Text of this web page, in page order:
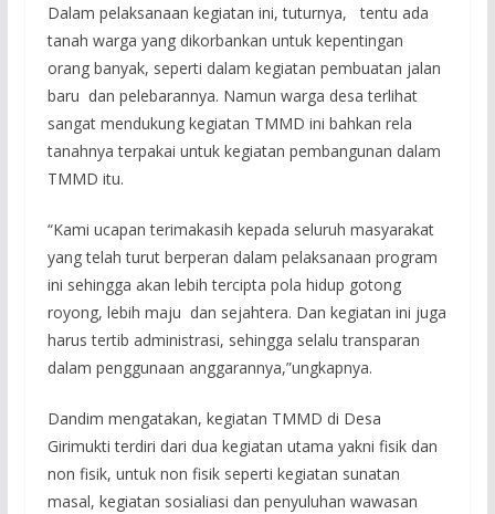
Dalam pelaksanaan kegiatan ini, tuturnya, tentu ada
tanah warga yang dikorbankan untuk kepentingan
orang banyak, seperti dalam kegiatan pembuatan jalan
baru dan pelebarannya. Namun warga desa terlihat
sangat mendukung kegiatan TMMD ini bahkan rela
tanahnya terpakai untuk kegiatan pembangunan dalam
TMMD itu.
“Kami ucapan terimakasih kepada seluruh masyarakat
yang telah turut berperan dalam pelaksanaan program
ini sehingga akan lebih tercipta pola hidup gotong
royong, lebih maju dan sejahtera. Dan kegiatan ini juga
harus tertib administrasi, sehingga selalu transparan
dalam penggunaan anggarannya,”ungkapnya.
Dandim mengatakan, kegiatan TMMD di Desa
Girimukti terdiri dari dua kegiatan utama yakni fisik dan
non fisik, untuk non fisik seperti kegiatan sunatan
masal, kegiatan sosialiasi dan penyuluhan wawasan